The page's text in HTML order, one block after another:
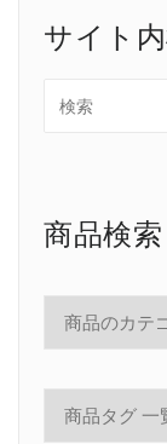
サイト
商品検索